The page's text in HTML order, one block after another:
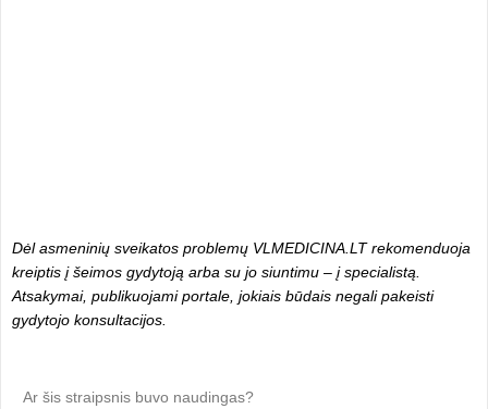
Dėl asmeninių sveikatos problemų VLMEDICINA.LT rekomenduoja
kreiptis į šeimos gydytoją arba su jo siuntimu – į specialistą.
Atsakymai, publikuojami portale, jokiais būdais negali pakeisti
gydytojo konsultacijos.
Ar šis straipsnis buvo naudingas?